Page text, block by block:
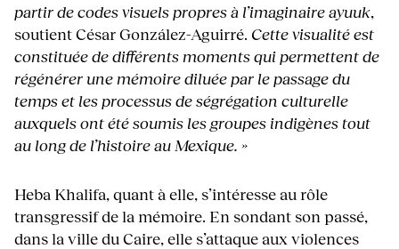
partir de codes visuels propres à l’imaginaire ayuuk,
soutient César González-Aguirré. Cette visualité est
constituée de différents moments qui permettent de
régénérer une mémoire diluée par le passage du
temps et les processus de ségrégation culturelle
auxquels ont été soumis les groupes indigènes tout
au long de l’histoire au Mexique. »
Heba Khalifa, quant à elle, s’intéresse au rôle
transgressif de la mémoire. En sondant son passé,
dans la ville du Caire, elle s’attaque aux violences